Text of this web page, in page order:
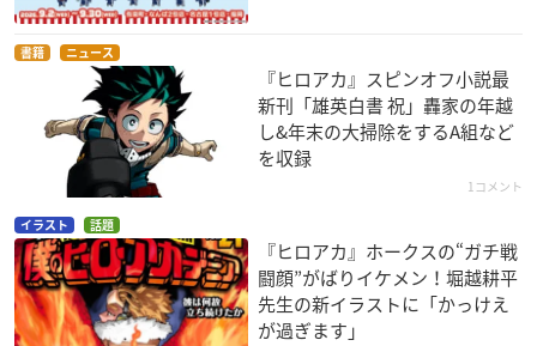
書籍 ニュース
『ヒロアカ』スピンオフ小説最
新刊「雄英白書 祝」轟家の年越
し&年末の大掃除をするA組など
を収録
1コメント
イラスト 話題
『ヒロアカ』ホークスの“ガチ戦
闘顔”がばりイケメン！堀越耕平
先生の新イラストに「かっけえ
が過ぎます」